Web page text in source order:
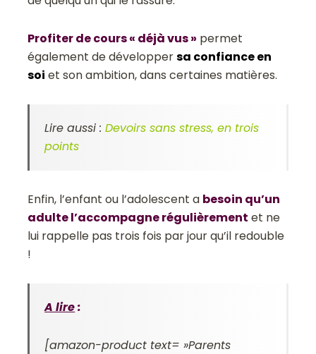
Profiter de cours « déjà vus » permet
également de développersa confiance en
soi et son ambition, dans certaines matières.
Lire aussi :Devoirs sans stress, en trois
points
Enfin, l’enfant ou l’adolescent a besoin qu’un
adulte l’accompagne régulièrement et ne
lui rappelle pas trois fois par jour qu’il redouble
!
A lire:
[amazon-product text= »Parents